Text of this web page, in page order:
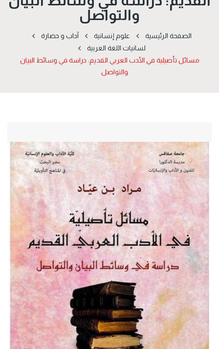
والتواصل
الصفحة الرئيسية علوم إنسانية
آداب و حضارة
لسانيات اللغة العربية
مسائل تأصيلية في الأدب العربي القديم: دراسة في وسائط البيان
والتواصل